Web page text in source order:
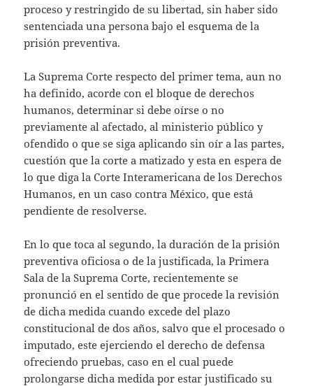
proceso y restringido de su libertad, sin haber sido
sentenciada una persona bajo el esquema de la
prisión preventiva.
La Suprema Corte respecto del primer tema, aun no
ha definido, acorde con el bloque de derechos
humanos, determinar si debe oírse o no
previamente al afectado, al ministerio público y
ofendido o que se siga aplicando sin oír a las partes,
cuestión que la corte a matizado y esta en espera de
lo que diga la Corte Interamericana de los Derechos
Humanos, en un caso contra México, que está
pendiente de resolverse.
En lo que toca al segundo, la duración de la prisión
preventiva oficiosa o de la justificada, la Primera
Sala de la Suprema Corte, recientemente se
pronunció en el sentido de que procede la revisión
de dicha medida cuando excede del plazo
constitucional de dos años, salvo que el procesado o
imputado, este ejerciendo el derecho de defensa
ofreciendo pruebas, caso en el cual puede
prolongarse dicha medida por estar justificado su